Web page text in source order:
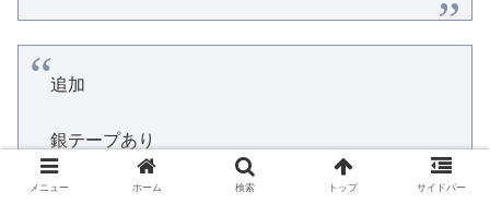
追加
銀テープあり
バンド
メニュー ホーム 検索 トップ サイドバー